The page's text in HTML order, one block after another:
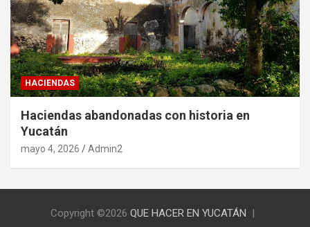
HACIENDAS
Haciendas abandonadas con historia en
Yucatán
mayo 4, 2026 Admin2
Copyright ©2026 QUE HACER EN YUCATÁN